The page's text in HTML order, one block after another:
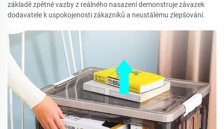
základě zpětné vazby z reálného nasazení demonstruje závazek
dodavatele k uspokojenosti zákazníků a neustálému zlepšování.